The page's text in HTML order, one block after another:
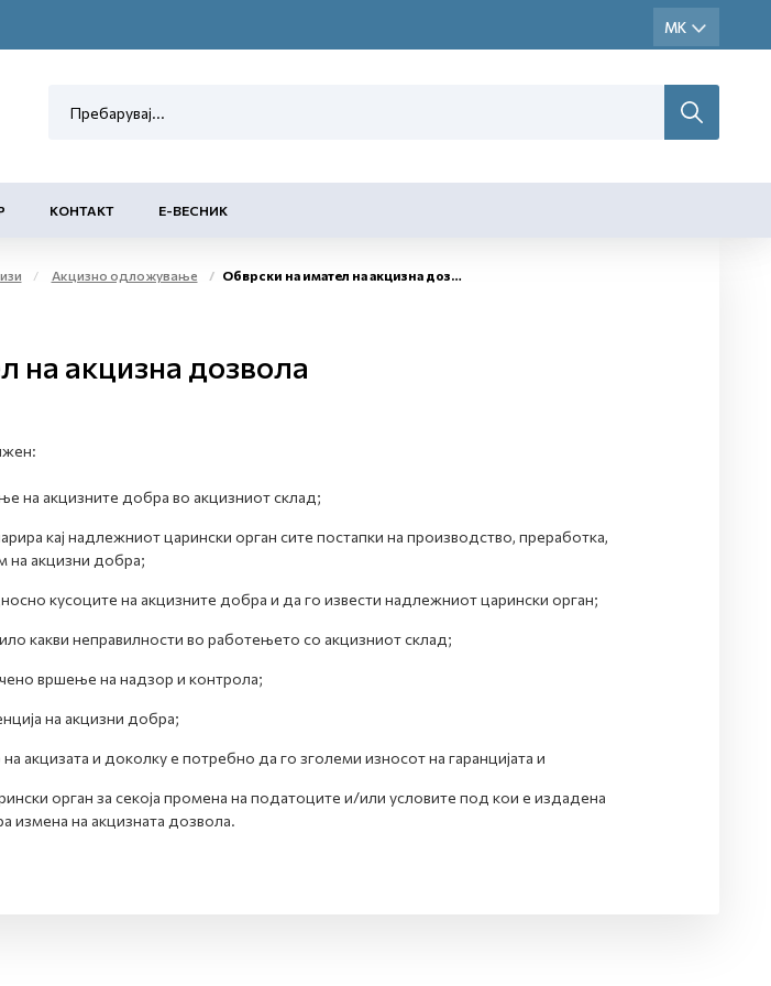
КОНТАКТ Е-ВЕСНИК
Акцизно одложување Обврски на имател на акцизна дозвола
на акцизна дозвола
на акцизните добра во акцизниот склад;
кај надлежниот царински орган сите постапки на производство, преработка,
на акцизни добра;
кусоците на акцизните добра и да го извести надлежниот царински орган;
какви неправилности во работењето со акцизниот склад;
вршење на надзор и контрола;
на акцизни добра;
акцизата и доколку е потребно да го зголеми износот на гаранцијата и
орган за секоја промена на податоците и/или условите под кои е издадена
измена на акцизната дозвола.